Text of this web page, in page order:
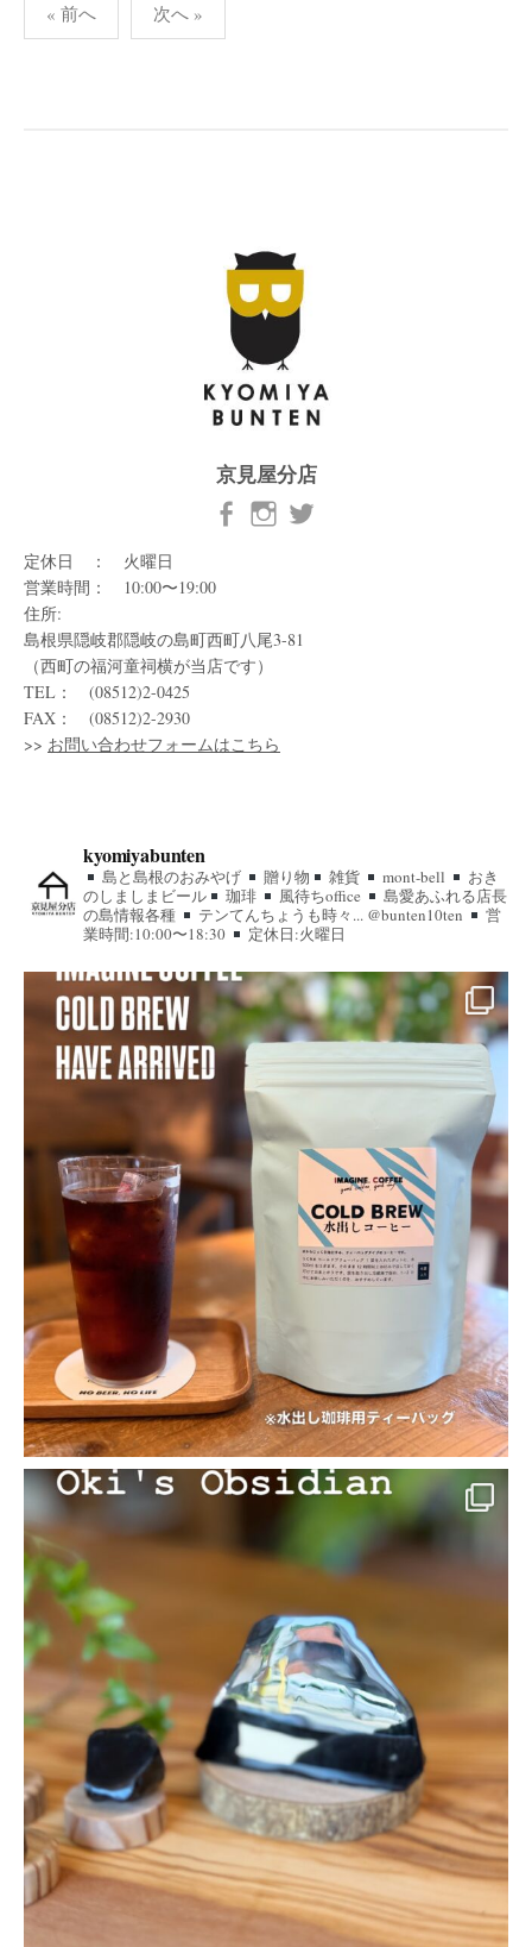
稿
« 前へ 次へ »
京見屋分店
定休日 ： 火曜日
営業時間： 10:00〜19:00
住所:
島根県隠岐郡隠岐の島町西町八尾3-81
（西町の福河童祠横が当店です）
TEL： (08512)2-0425
FAX： (08512)2-2930
>> お問い合わせフォームはこちら
kyomiyabunten
島と島根のおみやげ 贈り物 雑貨 mont-bell
おき
のしましまビール
珈琲 風待ちoffice
島愛あふれる店長
の島情報各種
テンてんちょうも時々... @bunten10ten
営
業時間:10:00〜18:30
定休日:火曜日